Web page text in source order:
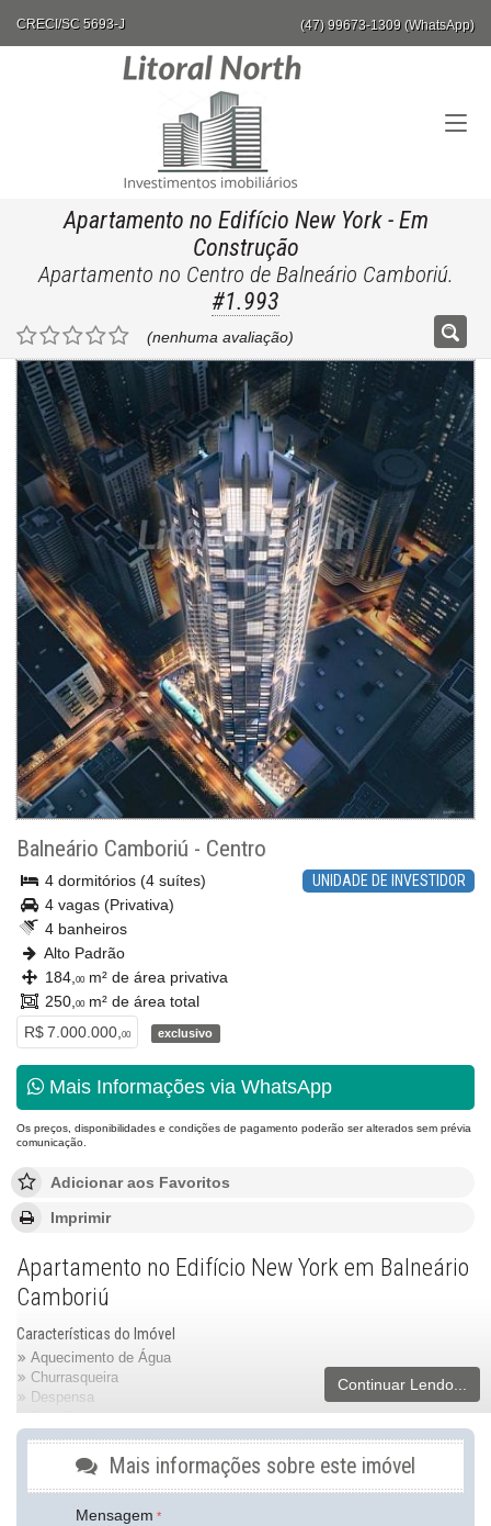
CRECI/SC 5693-J (47) 99673-1309 (WhatsApp)
Apartamento no Edifício New York- Em
Construção
Apartamento no Centro de Balneário Camboriú.
#1.993
(nenhuma avaliação)
Balneário Camboriú - Centro
UNIDADE DE INVESTIDOR
4 dormitórios (4 suítes)
4 vagas (Privativa)
4 banheiros
Alto Padrão
184, 00m² de área privativa
250, 00m² de área total
R$ 7.000.000, 00 exclusivo
Mais Informações via WhatsApp
Os preços, disponibilidades e condições de pagamento poderão ser alterados sem prévia
comunicação.
Adicionar aos Favoritos
Imprimir
Apartamento no Edifício New York em Balneário
Camboriú
Características do Imóvel
Aquecimento de Água
Churrasqueira
Despensa
Piso Porcelanato
Área de Serviço
Sala de Estar
Sala de Jantar
Cozinha Americana
Sacada Integrada
Continuar Lendo...
Mais informações sobre este imóvel
Mensagem